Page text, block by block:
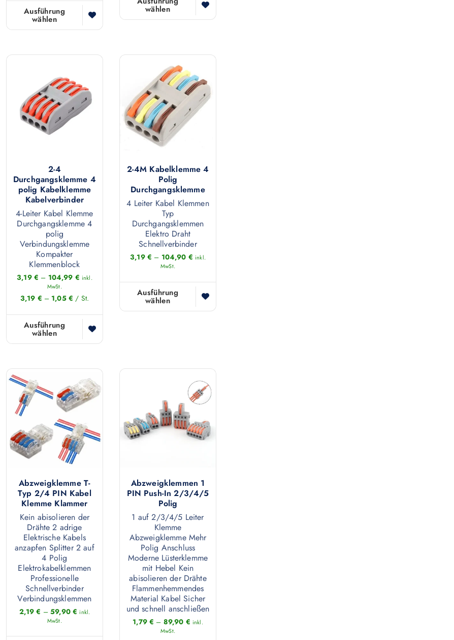
e
r
V
r
a
n
t
a
u
f
.
D
i
e
O
p
t
i
o
n
n
ö
n
u
f
d
e
r
P
r
o
d
u
k
r
e
i
a
n
t
e
n
u
f
.
D
i
e
O
p
t
i
n
e
n
d
e
r
P
r
o
d
u
k
t
s
Ausführung
wählen
D
e
s
P
r
o
k
t
w
e
i
s
t
m
e
h
e
r
a
e
a
u
f
.
D
i
e
O
p
t
i
wählen
D
s
e
s
r
o
d
k
t
w
e
i
s
t
m
h
r
e
a
a
n
a
u
f
.
D
i
e
O
p
t
o
2-4
Durchgangsklemme 4
polig Kabelklemme
Kabelverbinder
4-Leiter Kabel Klemme
Durchgangsklemme 4
polig
Verbindungsklemme
Kompakter
Klemmenblock
3,19 € – 104,99 € inkl.
MwSt.
3,19 € – 1,05 € / St.
Ausführung
wählen
D
e
s
P
d
k
t
w
e
i
s
t
m
e
h
r
e
2-4M Kabelklemme 4
Polig
Durchgangsklemme
4 Leiter Kabel Klemmen
Typ
Durchgangsklemmen
Elektro Draht
Schnellverbinder
3,19 € – 104,90 € inkl.
MwSt.
Ausführung
wählen
D
s
r
o
d
w
e
i
s
t
m
e
h
r
e
r
e
Abzweigklemme T-
Typ 2/4 PIN Kabel
Klemme Klammer
Kein abisolieren der
Drähte 2 adrige
Elektrische Kabels
anzapfen Splitter 2 auf
4 Polig
Elektrokabelklemmen
Professionelle
Schnellverbinder
Verbindungsklemmen
2,19€ –59,90€ inkl.
MwSt.
Abzweigklemmen 1
PIN Push-In 2/3/4/5
Polig
1 auf 2/3/4/5 Leiter
Klemme
Abzweigklemme Mehr
Polig Anschluss
Moderne Lüsterklemme
mit Hebel Kein
abisolieren der Drähte
Flammenhemmendes
Material Kabel Sicher
und schnell anschließen
1,79€ – 89,90 € inkl.
MwSt.